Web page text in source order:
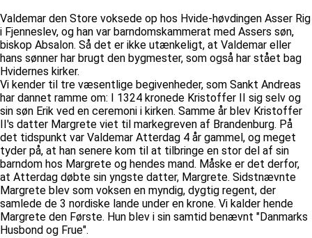
Valdemar den Store voksede op hos Hvide-høvdingen Asser Rig
i Fjenneslev, og han var barndomskammerat med Assers søn,
biskop Absalon. Så det er ikke utænkeligt, at Valdemar eller
hans sønner har brugt den bygmester, som også har stået bag
Hvidernes kirker.
Vi kender til tre væsentlige begivenheder, som Sankt Andreas
har dannet ramme om: I 1324 kronede Kristoffer II sig selv og
sin søn Erik ved en ceremoni i kirken. Samme år blev Kristoffer
II's datter Margrete viet til markegreven af Brandenburg. På
det tidspunkt var Valdemar Atterdag 4 år gammel, og meget
tyder på, at han senere kom til at tilbringe en stor del af sin
barndom hos Margrete og hendes mand. Måske er det derfor,
at Atterdag døbte sin yngste datter, Margrete. Sidstnævnte
Margrete blev som voksen en myndig, dygtig regent, der
samlede de 3 nordiske lande under en krone. Vi kalder hende
Margrete den Første. Hun blev i sin samtid benævnt "Danmarks
Husbond og Frue".